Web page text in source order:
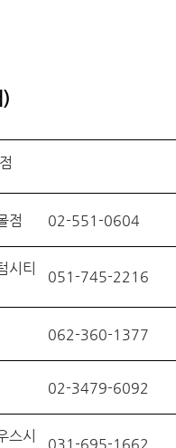
점 02-551-0604
시티
051-745-2216
062-360-1377
02-3479-6092
스시
031-695-1662